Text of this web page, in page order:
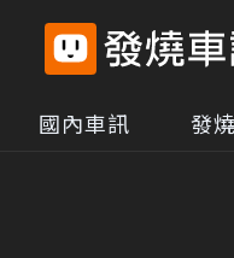
國內車訊 發